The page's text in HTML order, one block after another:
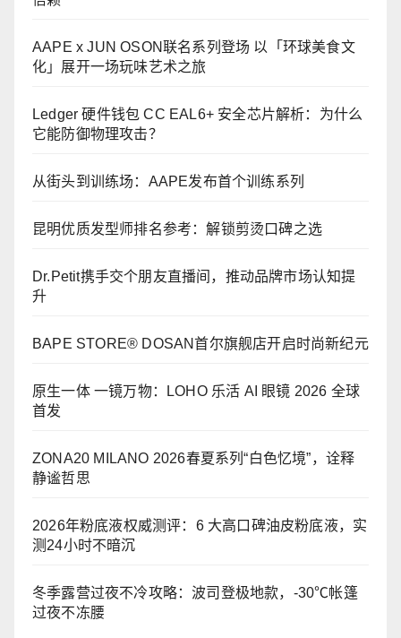
AAPE x JUN OSON联名系列登场 以「环球美食文
化」展开一场玩味艺术之旅
Ledger 硬件钱包 CC EAL6+ 安全芯片解析：为什么
它能防御物理攻击？
从街头到训练场：AAPE发布首个训练系列
昆明优质发型师排名参考：解锁剪烫口碑之选
Dr.Petit携手交个朋友直播间，推动品牌市场认知提
升
BAPE STORE® DOSAN首尔旗舰店开启时尚新纪元
原生一体 一镜万物：LOHO 乐活 AI 眼镜 2026 全球
首发
ZONA20 MILANO 2026春夏系列“白色忆境”，诠释
静谧哲思
2026年粉底液权威测评：6 大高口碑油皮粉底液，实
测24小时不暗沉
冬季露营过夜不冷攻略：波司登极地款，-30℃帐篷
过夜不冻腰